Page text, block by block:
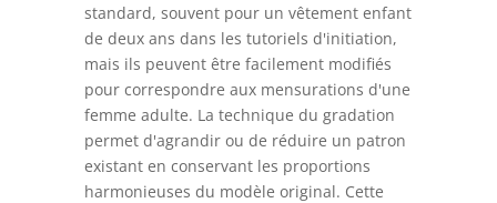
standard, souvent pour un vêtement enfant
de deux ans dans les tutoriels d'initiation,
mais ils peuvent être facilement modifiés
pour correspondre aux mensurations d'une
femme adulte. La technique du gradation
permet d'agrandir ou de réduire un patron
existant en conservant les proportions
harmonieuses du modèle original. Cette